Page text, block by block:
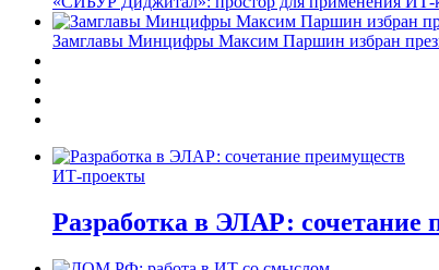
Замглавы Минцифры Максим Паршин избран
ИТ-проекты
Разработка в ЭЛАР: сочетание